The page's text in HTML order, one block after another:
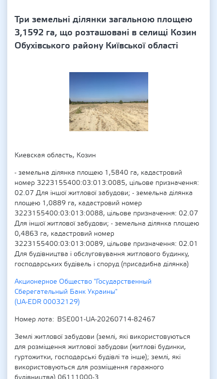
Три земельні ділянки загальною площею
3,1592 га, що розташовані в селищі Козин
Обухівського району Київської області
Киевская область, Козин
- земельна ділянка площею 1,5840 га, кадастровий
номер 3223155400:03:013:0085, цільове призначення:
02.07 Для іншої житлової забудови; - земельна ділянка
площею 1,0889 га, кадастровий номер
3223155400:03:013:0088, цільове призначення: 02.07
Для іншої житлової забудови; - земельна ділянка площею
0,4863 га, кадастровий номер
3223155400:03:013:0089, цільове призначення: 02.01
Для будівництва і обслуговування житлового будинку,
господарських будівель і споруд (присадибна ділянка)
Акционерное Общество "Государственный
Сберегательный Банк Украины"
(UA-EDR 00032129)
Номер лота
BSE001-UA-20260714-82467
Землі житлової забудови (землі, які використовуються
для розміщення житлової забудови (житлові будинки,
гуртожитки, господарські будівлі та інше); землі, які
використовуються для розміщення гаражного